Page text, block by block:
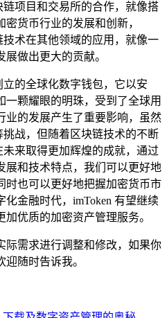
链项目和交易所的合作，就像搭
货币行业的发展和创新，
技术在其他领域的应用，就像一
做出更大的贡献。
的全球化数字钱包，它以安
颗耀眼的明珠，受到了全球用
业的发展产生了重要影响，虽然
挑战，但随着区块链技术的不断
未来取得更加辉煌的成就，通过
展和技术特点，我们可以更好地
时也可以更好地把握加密货币市
金融时代，imToken 有望继续
优质的加密资产管理服务。
际需求进行调整和修改，如果你
随时告诉我。